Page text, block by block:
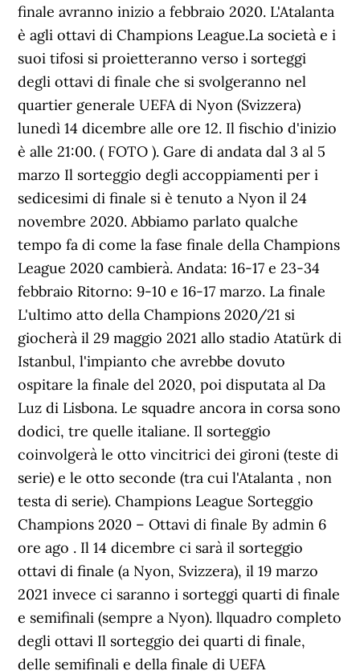
finale avranno inizio a febbraio 2020. L'Atalanta
è agli ottavi di Champions League.La società e i
suoi tifosi si proietteranno verso i sorteggi
degli ottavi di finale che si svolgeranno nel
quartier generale UEFA di Nyon (Svizzera)
lunedì 14 dicembre alle ore 12. Il fischio d'inizio
è alle 21:00. ( FOTO ). Gare di andata dal 3 al 5
marzo Il sorteggio degli accoppiamenti per i
sedicesimi di finale si è tenuto a Nyon il 24
novembre 2020. Abbiamo parlato qualche
tempo fa di come la fase finale della Champions
League 2020 cambierà. Andata: 16-17 e 23-34
febbraio Ritorno: 9-10 e 16-17 marzo. La finale
L'ultimo atto della Champions 2020/21 si
giocherà il 29 maggio 2021 allo stadio Atatürk di
Istanbul, l'impianto che avrebbe dovuto
ospitare la finale del 2020, poi disputata al Da
Luz di Lisbona. Le squadre ancora in corsa sono
dodici, tre quelle italiane. Il sorteggio
coinvolgerà le otto vincitrici dei gironi (teste di
serie) e le otto seconde (tra cui l'Atalanta , non
testa di serie). Champions League Sorteggio
Champions 2020 – Ottavi di finale By admin 6
ore ago . Il 14 dicembre ci sarà il sorteggio
ottavi di finale (a Nyon, Svizzera), il 19 marzo
2021 invece ci saranno i sorteggi quarti di finale
e semifinali (sempre a Nyon). llquadro completo
degli ottavi Il sorteggio dei quarti di finale,
delle semifinali e della finale di UEFA